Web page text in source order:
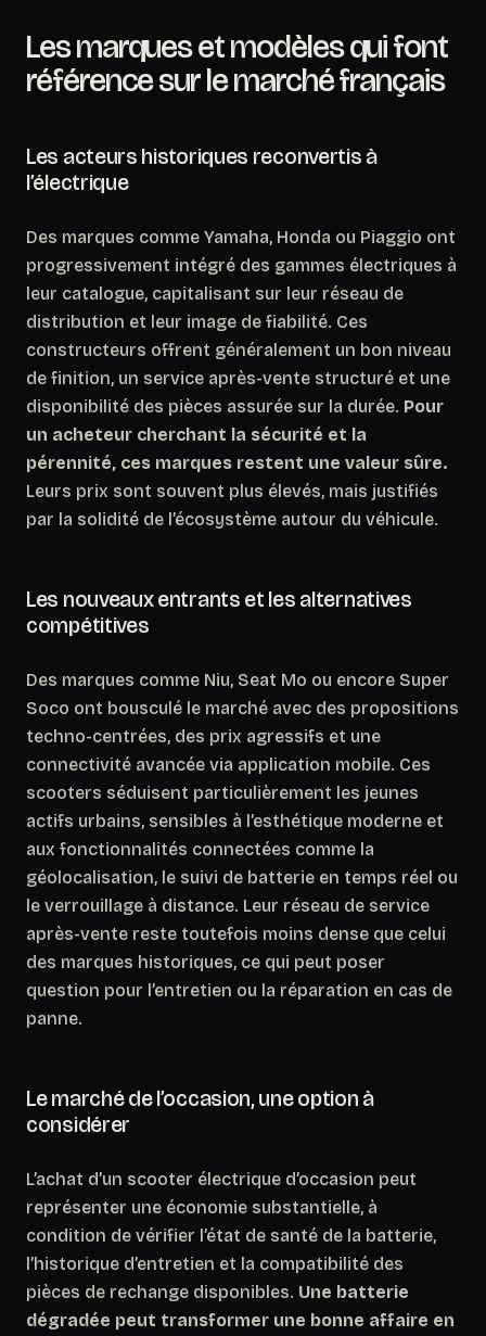
Les marques et modèles qui font
référence sur le marché français
Les acteurs historiques reconvertis à
l’électrique
Des marques comme Yamaha, Honda ou Piaggio ont
progressivement intégré des gammes électriques à
leur catalogue, capitalisant sur leur réseau de
distribution et leur image de fiabilité. Ces
constructeurs offrent généralement un bon niveau
de finition, un service après-vente structuré et une
disponibilité des pièces assurée sur la durée. Pour
un acheteur cherchant la sécurité et la
pérennité, ces marques restent une valeur sûre.
Leurs prix sont souvent plus élevés, mais justifiés
par la solidité de l’écosystème autour du véhicule.
Les nouveaux entrants et les alternatives
compétitives
Des marques comme Niu, Seat Mo ou encore Super
Soco ont bousculé le marché avec des propositions
techno-centrées, des prix agressifs et une
connectivité avancée via application mobile. Ces
scooters séduisent particulièrement les jeunes
actifs urbains, sensibles à l’esthétique moderne et
aux fonctionnalités connectées comme la
géolocalisation, le suivi de batterie en temps réel ou
le verrouillage à distance. Leur réseau de service
après-vente reste toutefois moins dense que celui
des marques historiques, ce qui peut poser
question pour l’entretien ou la réparation en cas de
panne.
Le marché de l’occasion, une option à
considérer
L’achat d’un scooter électrique d’occasion peut
représenter une économie substantielle, à
condition de vérifier l’état de santé de la batterie,
l’historique d’entretien et la compatibilité des
pièces de rechange disponibles. Une batterie
dégradée peut transformer une bonne affaire en